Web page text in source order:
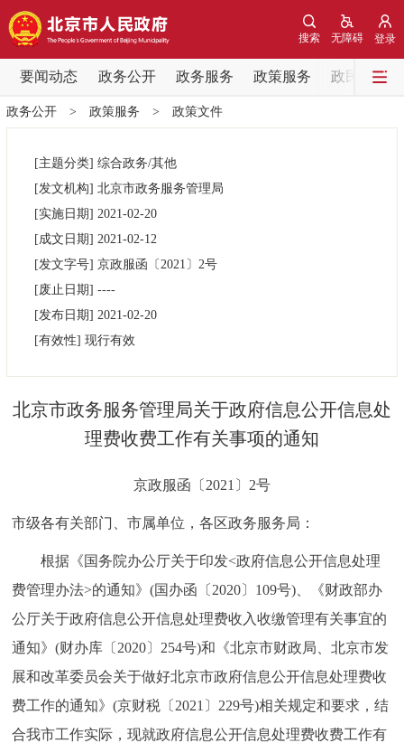
登录
无障碍
搜索
要闻动态 政务公开 政务服务 政策服务 政民互动
要闻动态
党中央精神 国务院信息
北京要闻
政务公开
市领导
政策兑现 政策解读 回应关切
决策公开 专题公开
个人服务 法人服务 部门服务
便民服务 投资项目
中介服务 阳光政务
政民互动
政务公开> 政策服务 > 政策文件
[主题分类] 综合政务/其他
[发文机构] 北京市政务服务管理局
[实施日期] 2021-02-20
[成文日期] 2021-02-12
[发文字号] 京政服函 〔2021〕 2号
[废止日期] ----
[发布日期] 2021-02-20
[有效性] 现行有效
北京市政务服务管理局关于政府信息公开信息处
理费收费工作有关事项的通知
京政服函〔2021〕2号
市级各有关部门、市属单位，各区政务服务局：
根据《国务院办公厅关于印发<政府信息公开信息处理
费管理办法>的通知》(国办函〔2020〕109号)、《财政部办
公厅关于政府信息公开信息处理费收入收缴管理有关事宜的
通知》(财办库〔2020〕254号)和《北京市财政局、北京市发
展和改革委员会关于做好北京市政府信息公开信息处理费收
费工作的通知》(京财税〔2021〕229号)相关规定和要求，结
合我市工作实际，现就政府信息公开信息处理费收费工作有